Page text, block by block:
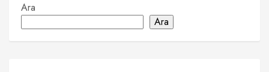
Ara
Ara